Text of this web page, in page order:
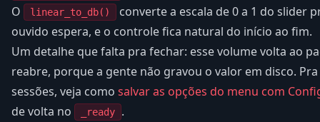
O
linear_to_db()
converte a escala de 0 a 1 do slider
ouvido espera, e o controle fica natural do início ao fim.
Um detalhe que falta pra fechar: esse volume volta ao
reabre, porque a gente não gravou o valor em disco.
sessões, veja como salvar as opções do menu com
de volta no
_ready
.